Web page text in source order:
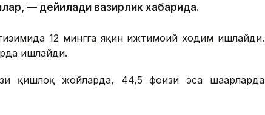
— дейилади вазирлик хабарида.
12 мингга яқин ижтимоий ходим ишлайди.
ишлайди.
қишлоқ жойларда, 44,5 фоизи эса шаҳарларда